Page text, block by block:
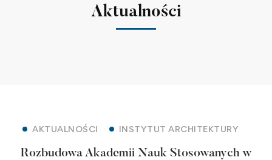
Aktualności
AKTUALNOŚCI INSTYTUT ARCHITEKTURY
Rozbudowa Akademii Nauk Stosowanych w